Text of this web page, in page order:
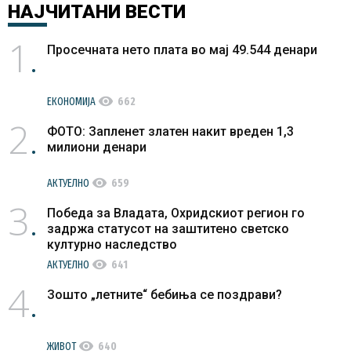
НАЈЧИТАНИ ВЕСТИ
1 Просечната нето плата во мај 49.544 денари
ЕКОНОМИЈА visibility 662
2
ФОТО: Запленет златен накит вреден 1,3
милиони денари
АКТУЕЛНО visibility 659
3
Победа за Владата, Охридскиот регион го
задржа статусот на заштитено светско
културно наследство
АКТУЕЛНО visibility 641
4 Зошто „летните“ бебиња се поздрави?
ЖИВОТvisibility 640